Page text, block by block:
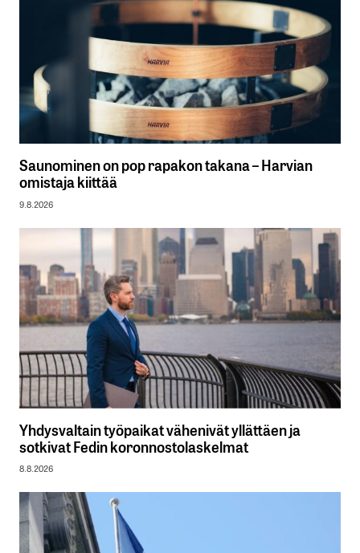
Saunominen on pop rapakon takana – Harvian
omistaja kiittää
9.8.2026
Yhdysvaltain työpaikat vähenivät yllättäen ja
sotkivat Fedin koronnostolaskelmat
8.8.2026